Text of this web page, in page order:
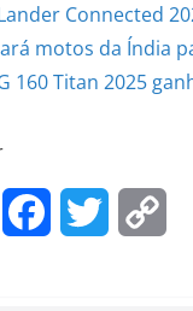
Connected
motos da Índia
160 Titan 2025